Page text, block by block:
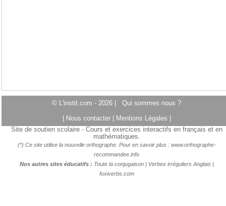
© L'instit.com - 2026 | Qui sommes nous ?
Nous contacter Mentions Légales
Site de soutien scolaire - Cours et exercices interactifs en français et en
mathématiques.
(*) Ce site utilise la nouvelle orthographe. Pour en savoir plus : www.orthographe-
recommandee.info
Nos autres sites éducatifs : Toute la conjugaison| Verbes irréguliers Anglais |
foxiverbs.com